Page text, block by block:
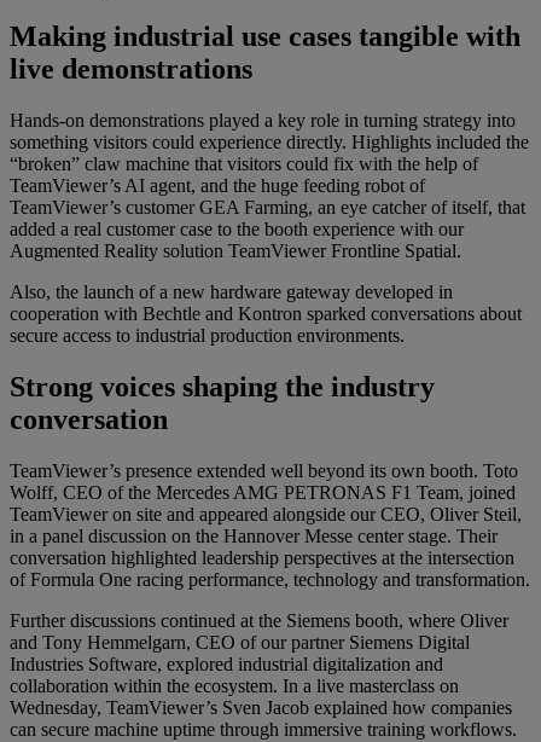
Making industrial use cases tangible with
live demonstrations
Hands-on demonstrations played a key role in turning strategy into
something visitors could experience directly. Highlights included the
“broken” claw machine that visitors could fix with the help of
TeamViewer’s AI agent, and the huge feeding robot of
TeamViewer’s customer GEA Farming, an eye catcher of itself, that
added a real customer case to the booth experience with our
Augmented Reality solution TeamViewer Frontline Spatial.
Also, the launch of a new hardware gateway developed in
cooperation with Bechtle and Kontron sparked conversations about
secure access to industrial production environments.
Strong voices shaping the industry
conversation
TeamViewer’s presence extended well beyond its own booth. Toto
Wolff, CEO of the Mercedes AMG PETRONAS F1 Team, joined
TeamViewer on site and appeared alongside our CEO, Oliver Steil,
in a panel discussion on the Hannover Messe center stage. Their
conversation highlighted leadership perspectives at the intersection
of Formula One racing performance, technology and transformation.
Further discussions continued at the Siemens booth, where Oliver
and Tony Hemmelgarn, CEO of our partner Siemens Digital
Industries Software, explored industrial digitalization and
collaboration within the ecosystem. In a live masterclass on
Wednesday, TeamViewer’s Sven Jacob explained how companies
can secure machine uptime through immersive training workflows.